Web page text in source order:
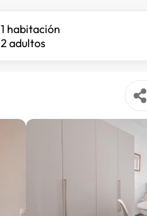
1 habitación
2 adultos